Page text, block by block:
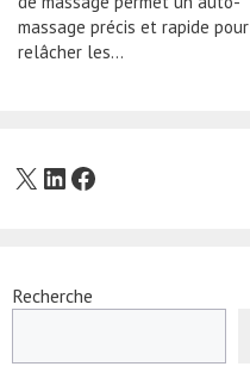
massage précis et rapide pour
relâcher les…
X LinkedIn
Facebook
Recherche